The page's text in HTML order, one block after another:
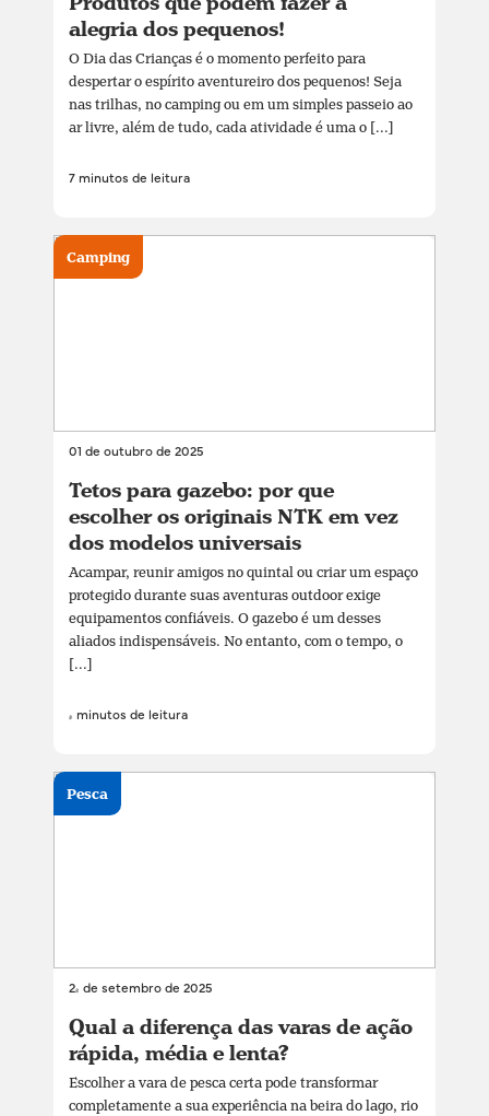
alegria dos pequenos!
O Dia das Crianças é o momento perfeito para
despertar o espírito aventureiro dos pequenos! Seja
nas trilhas, no camping ou em um simples passeio ao
ar livre, além de tudo, cada atividade é uma o [...]
7 minutos de leitura
01 de outubro de 2025
Tetos para gazebo: por que
escolher os originais NTK em vez
dos modelos universais
Acampar, reunir amigos no quintal ou criar um espaço
protegido durante suas aventuras outdoor exige
equipamentos confiáveis. O gazebo é um desses
aliados indispensáveis. No entanto, com o tempo, o
[...]
4 minutos de leitura
Camping
24 de setembro de 2025
Qual a diferença das varas de ação
rápida, média e lenta?
Escolher a vara de pesca certa pode transformar
completamente a sua experiência na beira do lago, rio
Pesca